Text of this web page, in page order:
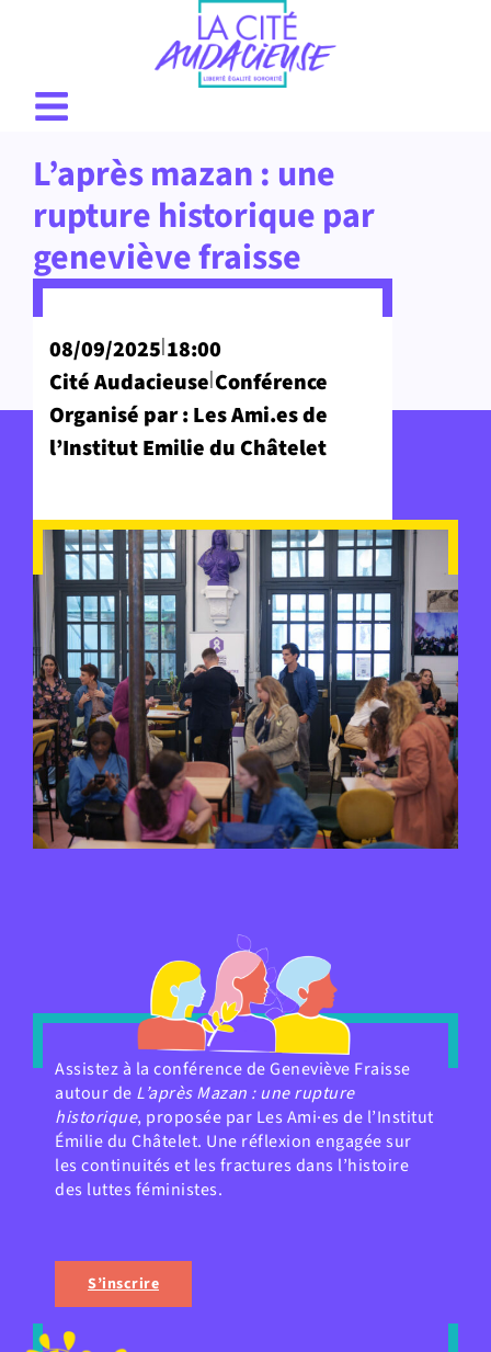
L’après mazan : une
rupture historique par
geneviève fraisse
08/09/2025|18:00
Cité Audacieuse|Conférence
Organisé par : Les Ami.es de
l’Institut Emilie du Châtelet
Assistez à la conférence de Geneviève Fraisse
autour de L’après Mazan : une rupture
historique, proposée par Les Ami·es de l’Institut
Émilie du Châtelet. Une réflexion engagée sur
les continuités et les fractures dans l’histoire
des luttes féministes.
S’inscrire